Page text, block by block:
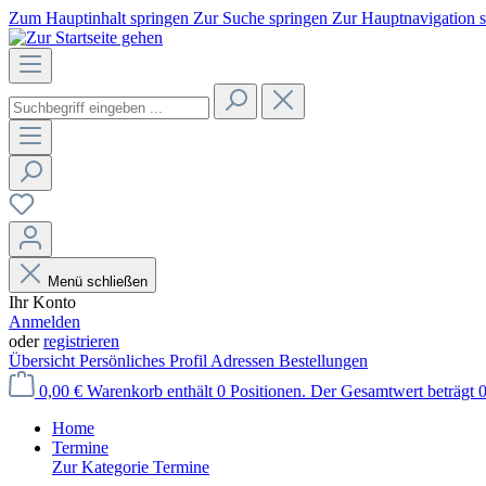
Zum Hauptinhalt springen Zur Suche springen Zur Hauptnavigation
Menü schließen
Ihr Konto
Anmelden
oderregistrieren
Übersicht Persönliches Profil Adressen Bestellungen
0,00 € Warenkorb enthält 0 Positionen. Der Gesamtwert beträgt
Home
Termine
Zur Kategorie Termine